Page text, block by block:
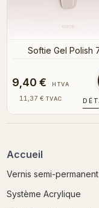
Softie Gel Polish
9,40 € HTVA
11,37 € TVAC
Accueil
Vernis semi-
Système Acrylique